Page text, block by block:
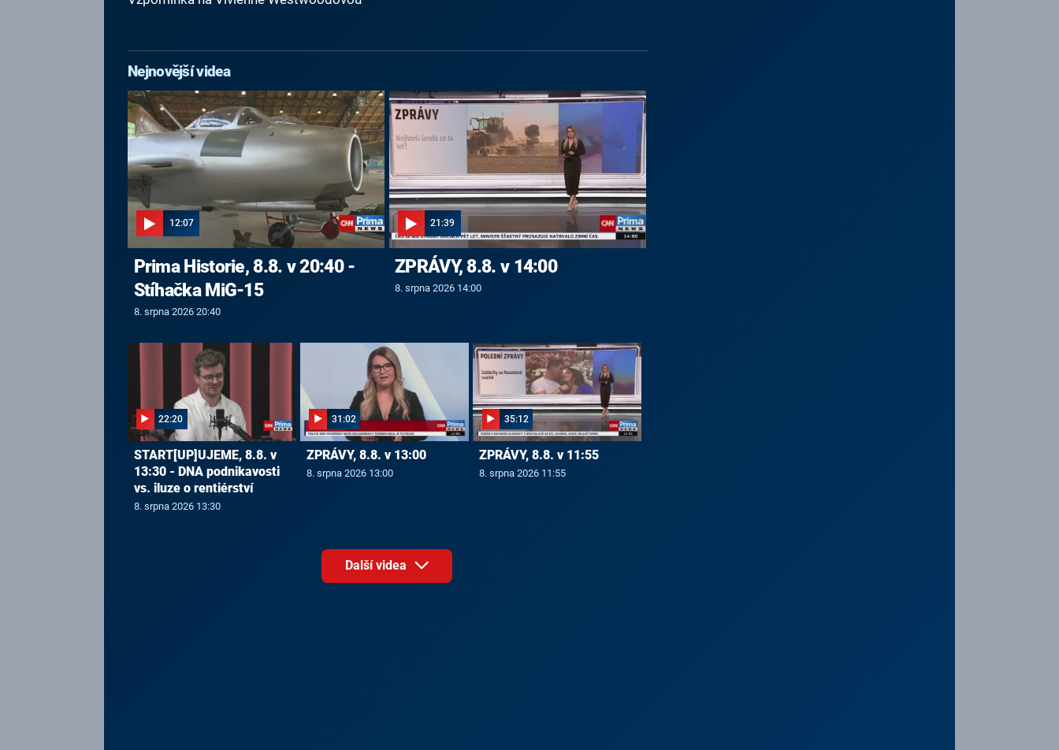
Nejnovější videa
12:07
Prima Historie, 8.8. v 20:40 -
Stíhačka MiG-15
8. srpna 2026 20:40
21:39
ZPRÁVY, 8.8. v 14:00
8. srpna 2026 14:00
22:20
START[UP]UJEME, 8.8. v
13:30 - DNA podnikavosti
vs. iluze o rentiérství
8. srpna 2026 13:30
31:02
ZPRÁVY, 8.8. v 13:00
8. srpna 2026 13:00
35:12
ZPRÁVY, 8.8. v 11:55
8. srpna 2026 11:55
Další videa